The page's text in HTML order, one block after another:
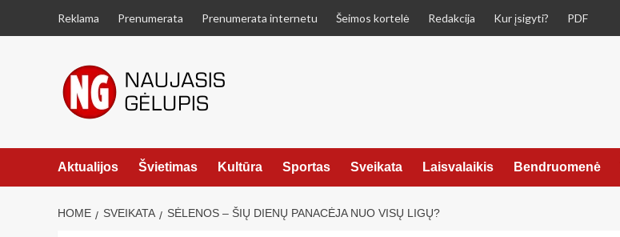
Reklama Prenumerata Prenumerata internetu Šeimos kortelė Redakcija Kur įsigyti? PDF
Aktualijos Švietimas Kultūra Sportas Sveikata Laisvalaikis Bendruomenė
HOME SVEIKATA SĖLENOS – ŠIŲ DIENŲ PANACĖJA NUO VISŲ LIGŲ?